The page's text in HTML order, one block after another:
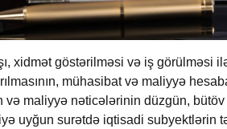
xidmət göstərilməsi və iş
mühasibat və maliyyə
maliyyə nəticələrinin düzgün,
uyğun surətdə iqtisadi subyektlərin